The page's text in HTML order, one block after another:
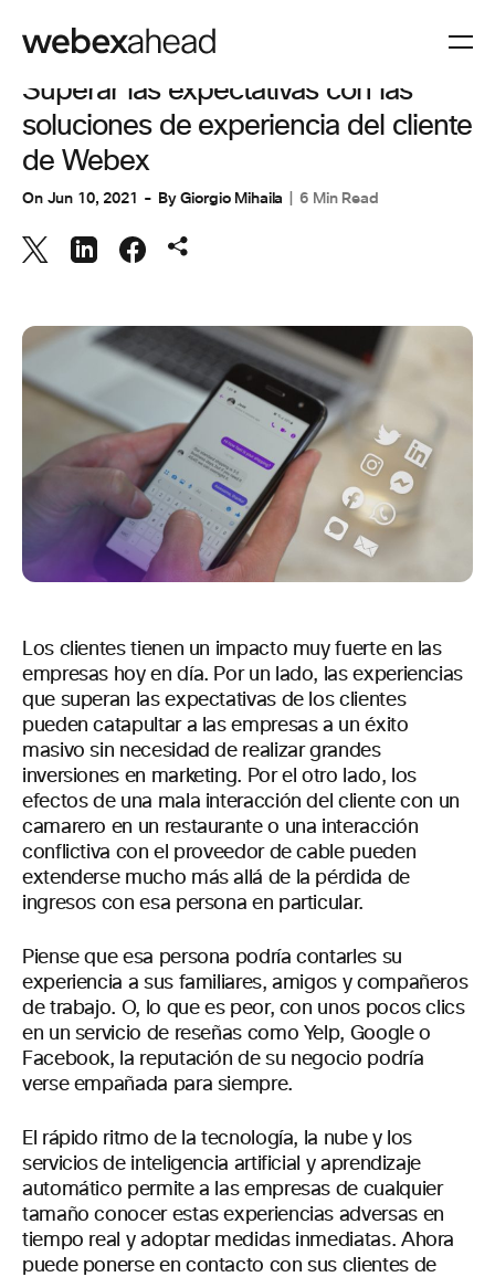
EXPERIENCIA DEL CLIENTE
Superar las expectativas con las
soluciones de experiencia del cliente
de Webex
On Jun 10, 2021 ByGiorgio Mihaila 6 Min Read
Los clientes tienen un impacto muy fuerte en las
empresas hoy en día. Por un lado, las experiencias
que superan las expectativas de los clientes
pueden catapultar a las empresas a un éxito
masivo sin necesidad de realizar grandes
inversiones en marketing. Por el otro lado, los
efectos de una mala interacción del cliente con un
camarero en un restaurante o una interacción
conflictiva con el proveedor de cable pueden
extenderse mucho más allá de la pérdida de
ingresos con esa persona en particular.
Piense que esa persona podría contarles su
experiencia a sus familiares, amigos y compañeros
de trabajo. O, lo que es peor, con unos pocos clics
en un servicio de reseñas como Yelp, Google o
Facebook, la reputación de su negocio podría
verse empañada para siempre.
El rápido ritmo de la tecnología, la nube y los
servicios de inteligencia artificial y aprendizaje
automático permite a las empresas de cualquier
tamaño conocer estas experiencias adversas en
tiempo real y adoptar medidas inmediatas. Ahora
puede ponerse en contacto con sus clientes de